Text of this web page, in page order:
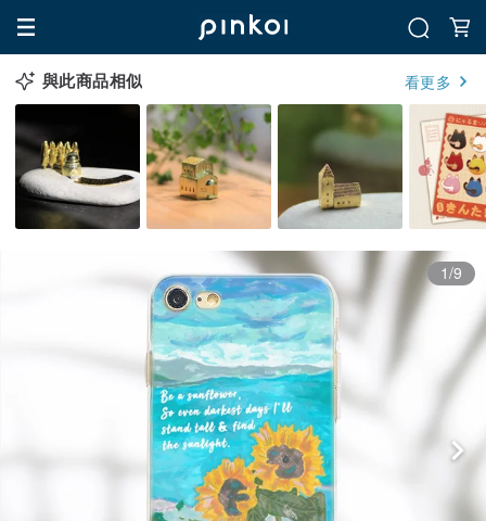
與此商品相似 看更多
1/9